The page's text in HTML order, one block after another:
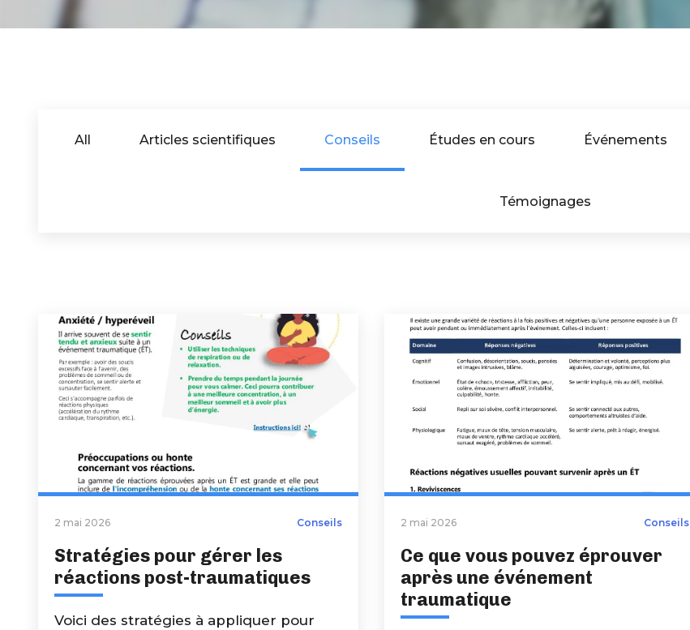
All Articles scientifiques Conseils Études en cours Événements
Témoignages
2 mai 2026 Conseils
Stratégies pour gérer les
réactions post-traumatiques
Voici des stratégies à appliquer pour
2 mai 2026 Conseils
Ce que vous pouvez éprouver
après une événement
traumatique